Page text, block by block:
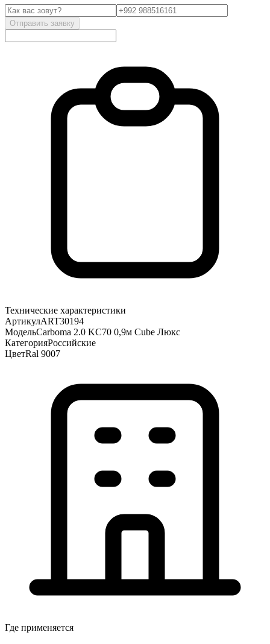
Отправить заявку
Технические характеристики
АртикулART30194
МодельCarboma 2.0 KC70 0,9м Cube Люкс
КатегорияРоссийские
ЦветRal 9007
Где применяется